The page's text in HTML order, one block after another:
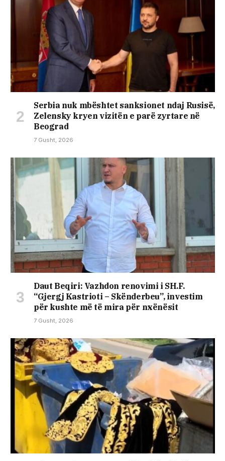
Serbia nuk mbështet sanksionet ndaj Rusisë,
Zelensky kryen vizitën e parë zyrtare në
Beograd
7 Gusht, 2026
Daut Beqiri: Vazhdon renovimi i SH.F.
“Gjergj Kastrioti – Skënderbeu”, investim
për kushte më të mira për nxënësit
7 Gusht, 2026